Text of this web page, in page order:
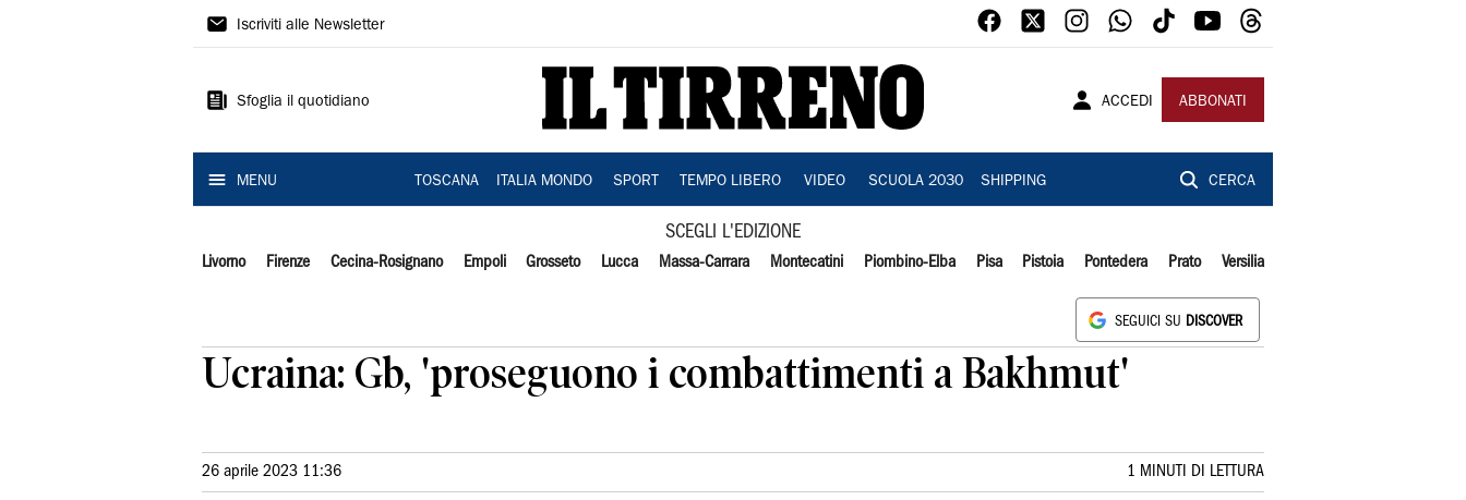
Il
Iscriviti alle Newsletter
Sfoglia il quotidiano ACCEDI ABBONATI
MENU TOSCANA ITALIA MONDO SPORT TEMPO LIBERO VIDEO SCUOLA 2030 SHIPPING CERCA
SCEGLI L'EDIZIONE
Livorno Firenze Cecina-Rosignano Empoli Grosseto Lucca Massa-Carrara Montecatini Piombino-Elba Pisa Pistoia Pontedera Prato Versilia
SEGUICI SU DISCOVER
Ucraina: Gb, 'proseguono i combattimenti a Bakhmut'
26 aprile 2023 11:36 1 MINUTI DI LETTURA